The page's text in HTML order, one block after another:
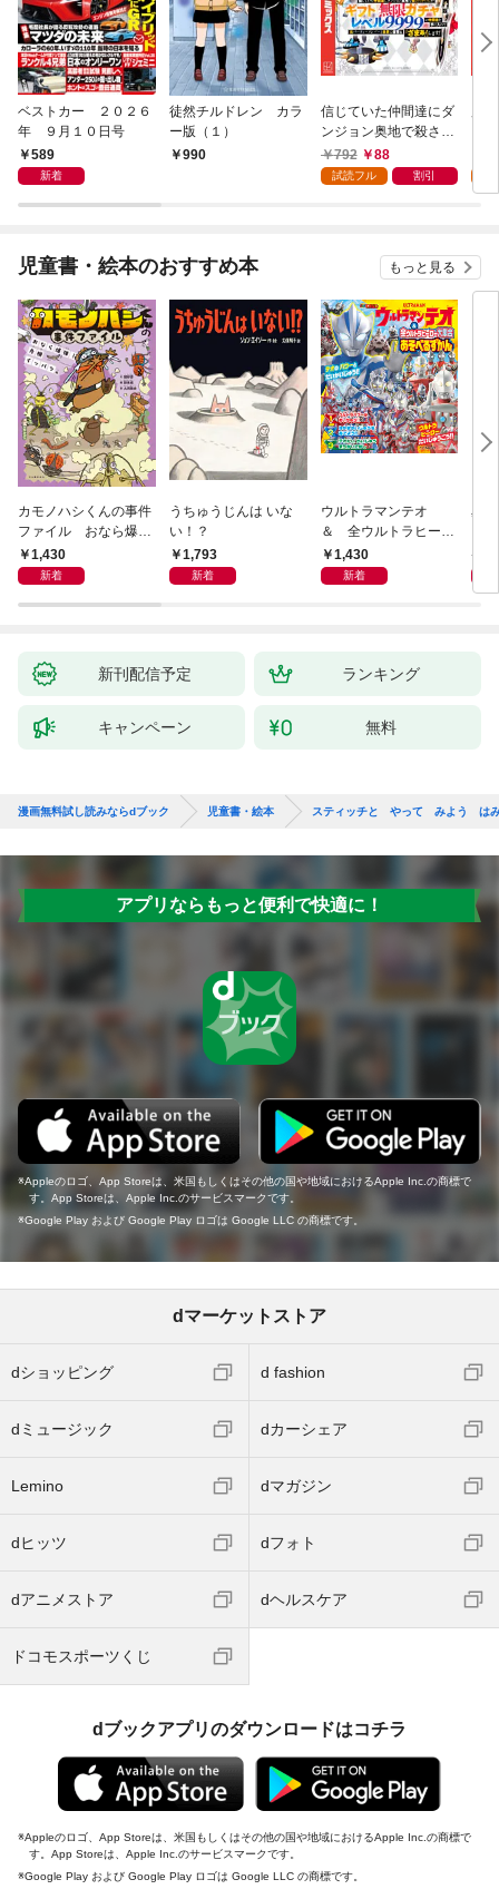
ベストカー ２０２６
年 ９月１０日号
589
新着
徒然チルドレン カラ
ー版（１）
990
信じていた仲間達にダ
ンジョン奥地で殺され
かけたがギフト『無限
ガチャ』でレベル９９
『ざまぁ！』します！
792 88
試読フル 割引
児童書・絵本のおすすめ本 もっと見る
カモノハシくんの事件
ファイル おなら爆
弾！ 危機イッパツ編
1,430
新着
うちゅうじんは いな
い！？
1,793
新着
ウルトラマンテオ
＆ 全ウルトラヒーロ
ー大集合 あそべるず
かん
1,430
新着
星
新刊配信予定 ランキング
キャンペーン 無料
漫画無料試し読みならdブック 児童書・絵本 スティッチと やって みよう はみ
アプリならもっと便利で快適に！
Appleのロゴ、App Storeは、米国もしくはその他の国や地域におけるApple Inc.の商標で
す。App Storeは、Apple Inc.のサービスマークです。
Google Play および Google Play ロゴは Google LLC の商標です。
dマーケットストア
dショッピング d fashion
dミュージック dカーシェア
Lemino dマガジン
dヒッツ dフォト
dアニメストア dヘルスケア
ドコモスポーツくじ
dブックアプリのダウンロードはコチラ
Appleのロゴ、App Storeは、米国もしくはその他の国や地域におけるApple Inc.の商標で
す。App Storeは、Apple Inc.のサービスマークです。
Google Play および Google Play ロゴは Google LLC の商標です。